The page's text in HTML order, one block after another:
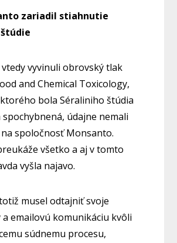
zariadil stiahnutie
vyvinuli obrovský tlak
and Chemical Toxicology,
bola Séraliniho štúdia
údajne nemali
spoločnosť Monsanto.
všetko a aj v tomto
vyšla najavo.
musel odtajniť svoje
emailovú komunikáciu kvôli
súdnemu procesu,